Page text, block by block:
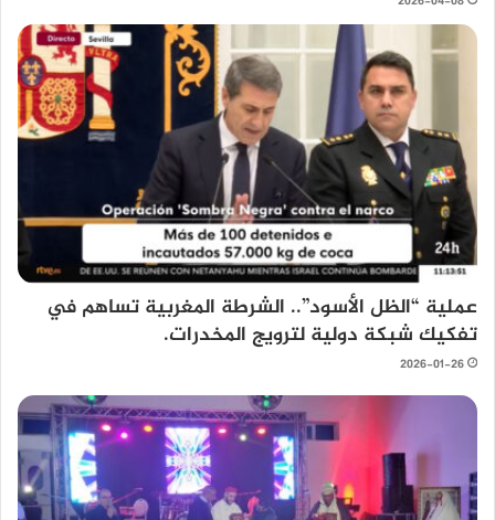
عملية “الظل الأسود”.. الشرطة المغربية تساهم في
تفكيك شبكة دولية لترويج المخدرات.
2026-01-26